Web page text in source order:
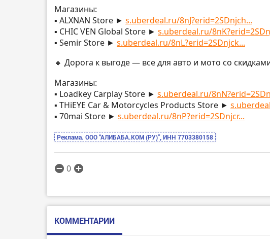
Магазины:
▪️ ALXNAN Store ► s.uberdeal.ru/8nJ?erid=2SDnjch...
▪️ CHIC VEN Global Store ► s.uberdeal.ru/
▪️ Semir Store ► s.uberdeal.ru/8nL?erid=2SDnjck...
🔸 Дорога к выгоде — все для авто и мото со
Магазины:
▪️ Loadkey Carplay Store ► s.uberdeal.ru/
▪️ THiEYE Car & Motorcycles Products Store ►
▪️ 70mai Store ► s.uberdeal.ru/8nP?erid=2SDnjcr...
Реклама. ООО “АЛИБАБА.КОМ (РУ)”, ИНН 7703380158
0
КОММЕНТАРИИ